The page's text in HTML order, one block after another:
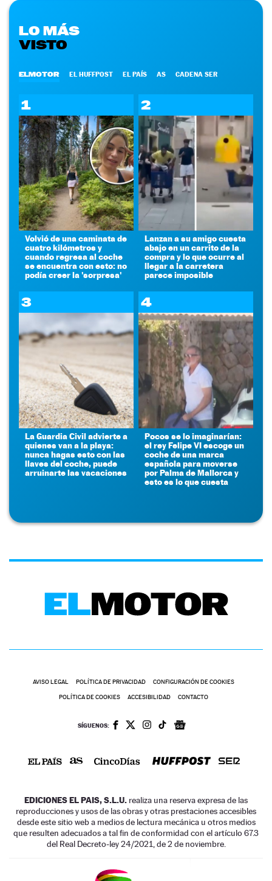
LO MÁS
VISTO
ELMOTOR EL HUFFPOST EL PAÍS AS CADENA SER
1
Volvió de una caminata de
cuatro kilómetros y
cuando regresa al coche
se encuentra con esto: no
podía creer la 'sorpresa'
2
Lanzan a su amigo cuesta
abajo en un carrito de la
compra y lo que ocurre al
llegar a la carretera
parece imposible
3
La Guardia Civil advierte a
quienes van a la playa:
nunca hagas esto con las
llaves del coche, puede
arruinarte las vacaciones
4
Pocos se lo imaginarían:
el rey Felipe VI escoge un
coche de una marca
española para moverse
por Palma de Mallorca y
esto es lo que cuesta
AVISO LEGAL POLÍTICA DE PRIVACIDAD CONFIGURACIÓN DE COOKIES
POLÍTICA DE COOKIES ACCESIBILIDAD CONTACTO
SÍGUENOS:
EDICIONES EL PAIS, S.L.U. realiza una reserva expresa de las
reproducciones y usos de las obras y otras prestaciones accesibles
desde este sitio web a medios de lectura mecánica u otros medios
que resulten adecuados a tal fin de conformidad con el artículo 67.3
del Real Decreto-ley 24/2021, de 2 de noviembre.